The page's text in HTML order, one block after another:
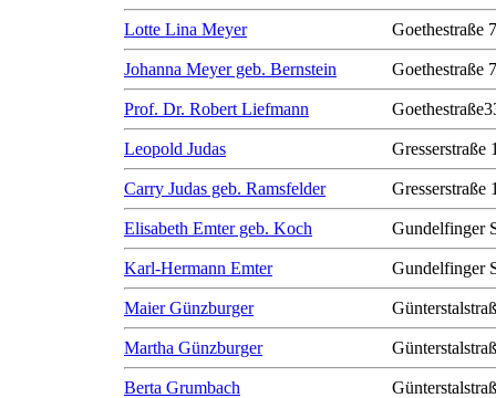
Lotte Lina Meyer Goethestraße
Johanna Meyer geb. Bernstein Goethestraße
Prof. Dr. Robert Liefmann
Leopold Judas Gresserstraße
Carry Judas geb. Ramsfelder Gresserstraße
Elisabeth Emter geb. Koch Gundelfinger
Karl-Hermann Emter Gundelfinger
Maier Günzburger
Martha Günzburger
Berta Grumbach